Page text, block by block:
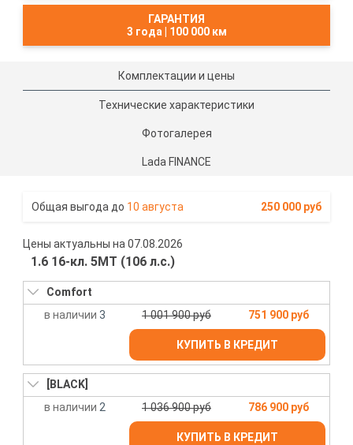
ГАРАНТИЯ
3 года
100 000 км
Комплектации и цены
Технические характеристики
Фотогалерея
Lada FINANCE
10 августа 250 000 руб
Цены актуальны на 07.08.2026
1.6 16-кл. 5МТ (106 л.с.)
Comfort
3
1 001 900 руб 751 900 руб
КУПИТЬ В КРЕДИТ
[BLACK]
2
1 036 900 руб 786 900 руб
КУПИТЬ В КРЕДИТ